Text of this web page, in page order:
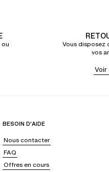
Vous disposez
vos
Voir
BESOIN D'AIDE
Nous contacter
FAQ
Offres en cours